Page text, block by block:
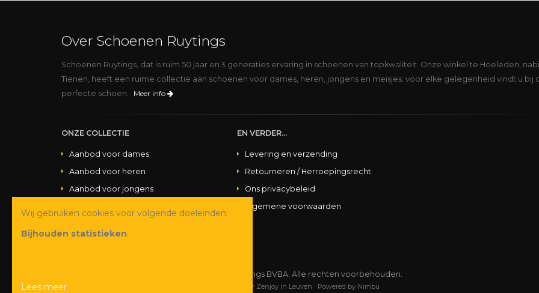
Over Schoenen Ruytings
Schoenen Ruytings, dat is ruim 50 jaar en 3 generaties ervaring in schoenen van topkwaliteit. Onze winkel te Hoeleden,
Tienen, heeft een ruime collectie aan schoenen voor dames, heren, jongens en meisjes: voor elke gelegenheid vindt u bij
perfecte schoen.
Meer info
ONZE COLLECTIE
Aanbod voor dames
Aanbod voor heren
Aanbod voor jongens
EN VERDER...
Levering en verzending
Retourneren / Herroepingsrecht
Ons privacybeleid
Algemene voorwaarden
© Copyright 2026 Schoenen Ruytings BVBA. Alle rechten voorbehouden.
door Zenjoy in Leuven · Powered by Nimbu
Wij gebruiken cookies voor volgende doeleinden:
Bijhouden statistieken.
Lees meer